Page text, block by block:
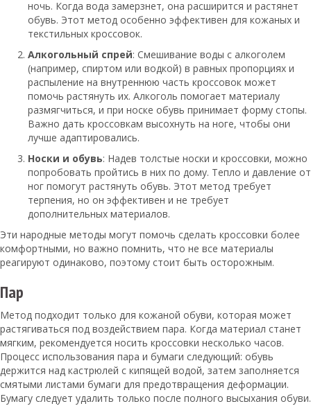
ночь. Когда вода замерзнет, она расширится и растянет
обувь. Этот метод особенно эффективен для кожаных и
текстильных кроссовок.
Алкогольный спрей: Смешивание воды с алкоголем
(например, спиртом или водкой) в равных пропорциях и
распыление на внутреннюю часть кроссовок может
помочь растянуть их. Алкоголь помогает материалу
размягчиться, и при носке обувь принимает форму стопы.
Важно дать кроссовкам высохнуть на ноге, чтобы они
лучше адаптировались.
Носки и обувь: Надев толстые носки и кроссовки, можно
попробовать пройтись в них по дому. Тепло и давление от
ног помогут растянуть обувь. Этот метод требует
терпения, но он эффективен и не требует
дополнительных материалов.
Эти народные методы могут помочь сделать кроссовки более
комфортными, но важно помнить, что не все материалы
реагируют одинаково, поэтому стоит быть осторожным.
Пар
Метод подходит только для кожаной обуви, которая может
растягиваться под воздействием пара. Когда материал станет
мягким, рекомендуется носить кроссовки несколько часов.
Процесс использования пара и бумаги следующий: обувь
держится над кастрюлей с кипящей водой, затем заполняется
смятыми листами бумаги для предотвращения деформации.
Бумагу следует удалить только после полного высыхания обуви.